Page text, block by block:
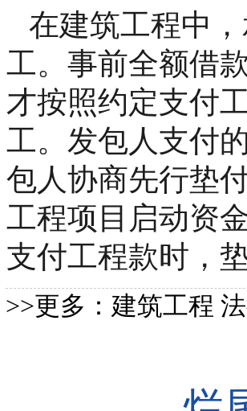
在建筑工程中
工。事前全额借
才按照约定支付
工。发包人支付
包人协商先行垫
工程项目启动资
支付工程款时，
>>更多： 建筑工程